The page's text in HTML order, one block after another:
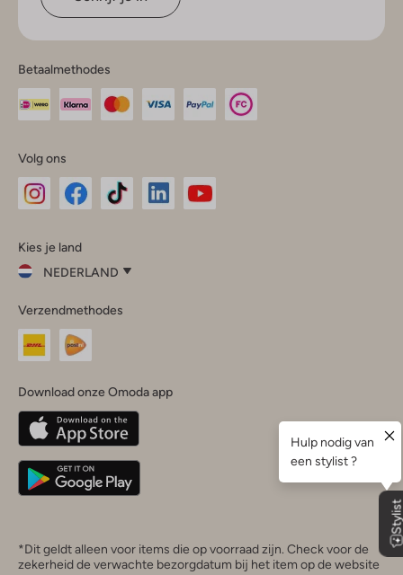
Betaalmethodes
Volg ons
InstagramFacebook
Kies je land
NEDERLAND
je
land
Nederland
Belgique(Français)
Deutschland
Verzendmethodes
Download onze Omoda app
*Dit geldt alleen voor items die op voorraad zijn. Check voor de
zekerheid de verwachte bezorgdatum bij het item op de website